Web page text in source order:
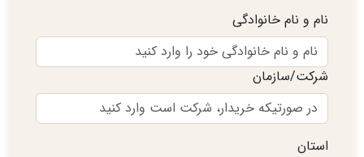
نام و نام خانوادگی
شرکت/سازمان
استان